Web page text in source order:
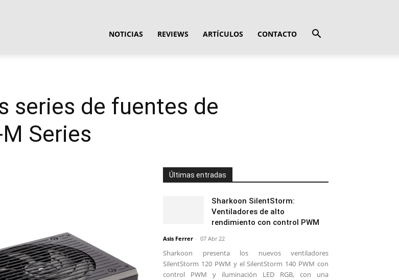
NOTICIAS REVIEWS ARTÍCULOS CONTACTO
series de fuentes de
Series
Últimas entradas
Sharkoon SilentStorm:
Ventiladores de alto
rendimiento con control PWM
Asis Ferrer - 07 Abr 22
Sharkoon presenta los nuevos ventiladores
SilentStorm 120 PWM y el SilentStorm 140 PWM con
control PWM y iluminación LED RGB, con una